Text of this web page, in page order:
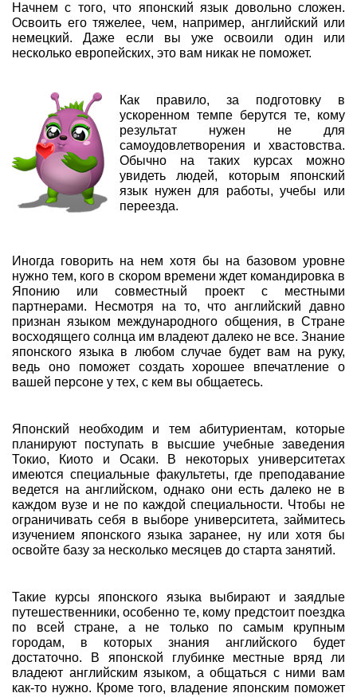
Начнем с того, что японский язык довольно сложен.
Освоить его тяжелее, чем, например, английский или
немецкий. Даже если вы уже освоили один или
несколько европейских, это вам никак не поможет.
Как правило, за подготовку в
ускоренном темпе берутся те, кому
результат нужен не для
самоудовлетворения и хвастовства.
Обычно на таких курсах можно
увидеть людей, которым японский
язык нужен для работы, учебы или
переезда.
Иногда говорить на нем хотя бы на базовом уровне
нужно тем, кого в скором времени ждет командировка в
Японию или совместный проект с местными
партнерами. Несмотря на то, что английский давно
признан языком международного общения, в Стране
восходящего солнца им владеют далеко не все. Знание
японского языка в любом случае будет вам на руку,
ведь оно поможет создать хорошее впечатление о
вашей персоне у тех, с кем вы общаетесь.
Японский необходим и тем абитуриентам, которые
планируют поступать в высшие учебные заведения
Токио, Киото и Осаки. В некоторых университетах
имеются специальные факультеты, где преподавание
ведется на английском, однако они есть далеко не в
каждом вузе и не по каждой специальности. Чтобы не
ограничивать себя в выборе университета, займитесь
изучением японского языка заранее, ну или хотя бы
освойте базу за несколько месяцев до старта занятий.
Такие курсы японского языка выбирают и заядлые
путешественники, особенно те, кому предстоит поездка
по всей стране, а не только по самым крупным
городам, в которых знания английского будет
достаточно. В японской глубинке местные вряд ли
владеют английским языком, а общаться с ними вам
как-то нужно. Кроме того, владение японским поможет